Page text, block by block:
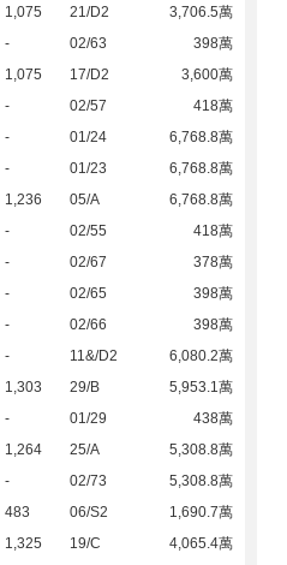
1,075 21/D2
3,706.5萬
- 02/63
398萬
1,075 17/D2
3,600萬
- 02/57
418萬
- 01/24
6,768.8萬
- 01/23
6,768.8萬
1,236 05/A
6,768.8萬
- 02/55
418萬
- 02/67
378萬
- 02/65
398萬
- 02/66
398萬
- 11&/D2
6,080.2萬
1,303 29/B
5,953.1萬
- 01/29
438萬
1,264 25/A
5,308.8萬
- 02/73
5,308.8萬
483 06/S2
1,690.7萬
1,325 19/C
4,065.4萬